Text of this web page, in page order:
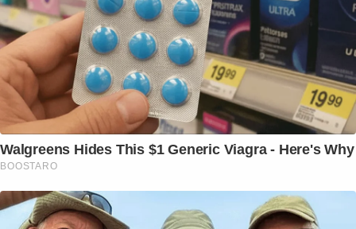
Walgreens Hides This $1 Generic Viagra - Here's Why
BOOSTARO